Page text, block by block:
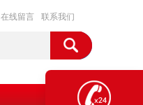
在线留言 联系我们